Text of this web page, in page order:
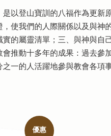
是以登山寶訓的八福作為更新
，使我們的人際關係以及與神
實的屬靈清單；三、與神與自
會推動十多年的成果：過去參
一的人活躍地參與教會各項事
優惠